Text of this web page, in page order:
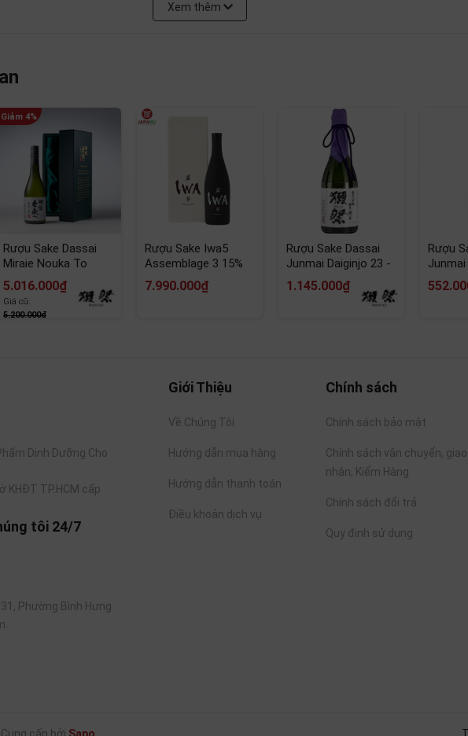
Kinkon Josen Honjozo 1800ml Nhật Bản
ty Toshimaya và đây cũng là cửa hàng rượu lâu đời nhất ở Tokyo
, có nguồn
lịch sự và tồn tại đến hôm nay, Toshimaya duy trì mang đến giá trị cho khách
lượng.
Xem thêm
Rượu Sake Dassai
Miraie Nouka To
Tomoni 16% 720ml
5.016.000₫
Giá cũ:
5.200.000₫
Rượu Sake Iwa5
Assemblage 3 15%
720ml Nhật Bản
7.990.000₫
Rượu Sake Dassai
Junmai Daiginjo 23 -
Nhật Bản
1.145.000₫
Rượu
Nhật
Dinh Dưỡng Cho
KHĐT TP.HCM cấp
tôi 24/7
Phường Bình Hưng
Giới Thiệu
Về Chúng Tôi
Hướng dẫn mua hàng
Hướng dẫn thanh toán
Điều khoản dịch vụ
Chính sách
Chính sách bảo mật
Chính sách vận chuyển, giao
nhận, Kiểm Hàng
Chính sách đổi trả
Quy định sử dụng